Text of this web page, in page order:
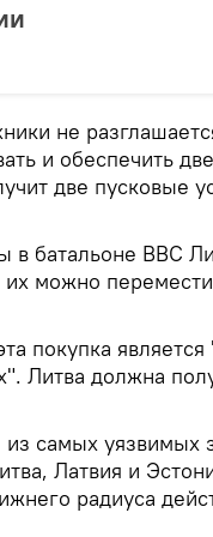
не
и обеспечить
две пусковые
в батальоне ВВС
можно
покупка
Литва должна
самых уязвимых
Латвия и
радиуса